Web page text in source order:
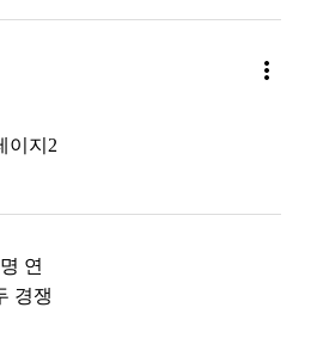
more_vert
이지2
연
경쟁